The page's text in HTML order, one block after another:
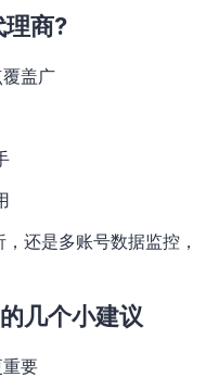
理商?
盖广
还是多账号数据监控，
几个小建议
要